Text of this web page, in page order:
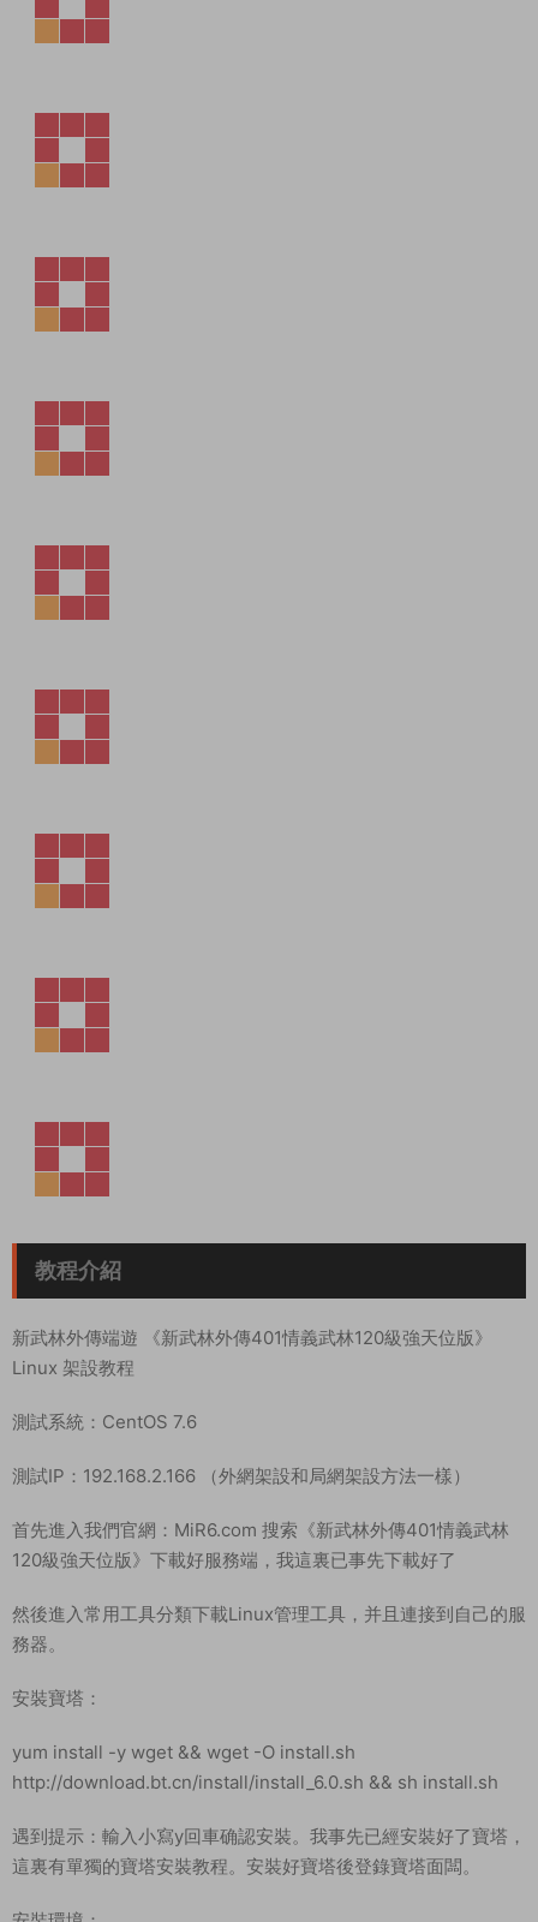
教程介紹
新武林外傳端遊 《新武林外傳401情義武林120級強天位版》
Linux 架設教程
測試系統：CentOS 7.6
測試IP：192.168.2.166 （外網架設和局網架設方法一樣）
首先進入我們官網：MiR6.com 搜索《新武林外傳401情義武林
120級強天位版》下載好服務端，我這裏已事先下載好了
然後進入常用工具分類下載Linux管理工具，并且連接到自己的服
務器。
安裝寶塔：
yum install -y wget && wget -O install.sh
http://download.bt.cn/install/install_6.0.sh && sh install.sh
遇到提示：輸入小寫y回車确認安裝。我事先已經安裝好了寶塔，
這裏有單獨的寶塔安裝教程。安裝好寶塔後登錄寶塔面闆。